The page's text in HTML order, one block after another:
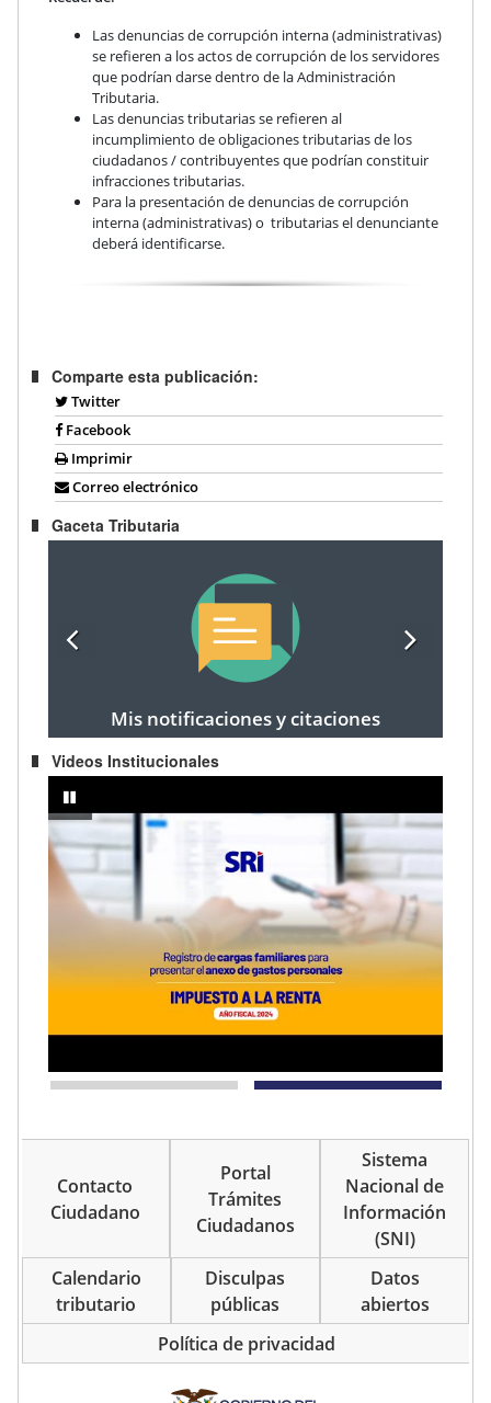
Las denuncias de corrupción interna (administrativas)
se refieren a los actos de corrupción de los servidores
que podrían darse dentro de la Administración
Tributaria.
Las denuncias tributarias se refieren al
incumplimiento de obligaciones tributarias de los
ciudadanos / contribuyentes que podrían constituir
infracciones tributarias.
Para la presentación de denuncias de corrupción
interna (administrativas) o tributarias el denunciante
deberá identificarse.
Comparte esta publicación:
Twitter
Facebook
Imprimir
Correo electrónico
Gaceta Tributaria
Mis notificaciones y citaciones
Videos Institucionales
pausar
Contacto
Ciudadano
Portal
Trámites
Ciudadanos
Sistema
Nacional de
Información
(SNI)
Calendario
tributario
Disculpas
públicas
Datos
abiertos
Política de privacidad